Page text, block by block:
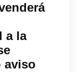
a la
aviso